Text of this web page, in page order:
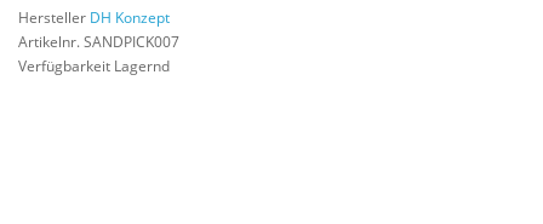
Hersteller DH Konzept
Artikelnr. SANDPICK007
Verfügbarkeit Lagernd